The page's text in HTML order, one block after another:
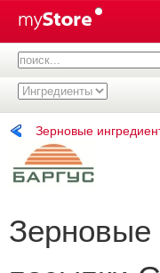
Зерновые